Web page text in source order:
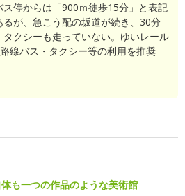
停からは「900ｍ徒歩15分」と表記
るが、急こう配の坂道が続き、30分
タクシーも走っていない。ゆいレール
線バス・タクシー等の利用を推奨
も一つの作品のような美術館